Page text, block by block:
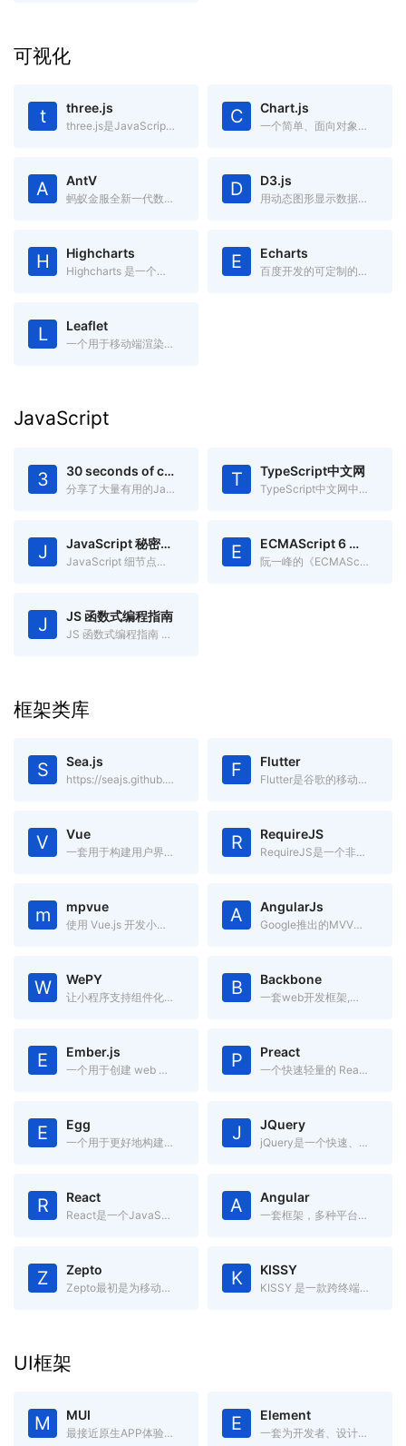
可视化
t three.js
three.js是JavaScript编写的WebGL第三方库。提供了非常多的3D显示功能 C Chart.js
一个简单、面向对象，为设计和开发者准备的图表绘制工具库
A AntV
蚂蚁金服全新一代数据可视化解决方案，致力于提供一套简单方便、专业可靠、无限可能的数据可视化最佳实践。 D D3.js
用动态图形显示数据的JavaScript库
H Highcharts
Highcharts 是一个用纯JavaScript编写的一个图表库，兼容IE6+ E Echarts
百度开发的可定制的数据可视化图表
L Leaflet
一个用于移动端渲染交互式地图开源JavaScript库
JavaScript
3 30 seconds of code
分享了大量有用的Javascript片段,你可以在30秒或更少时间中理解 T TypeScript中文网
TypeScript中文网中文文档
J JavaScript 秘密花园
JavaScript 细节点分析 E ECMAScript 6 入门
阮一峰的《ECMAScript 6入门》
J JS 函数式编程指南
JS 函数式编程指南 gitbook电子书
框架类库
S Sea.js
https://seajs.github.io/seajs/docs/ F Flutter
Flutter是谷歌的移动UI框架，可以快速在iOS和Android上构建高质量的原生用户界面。
V Vue
一套用于构建用户界面的渐进式框架.简单却不失优雅,小巧而不乏大匠 R RequireJS
RequireJS是一个非常小巧的JavaScript模块载入框架,是AMD规范最好的实现者之一
m mpvue
使用 Vue.js 开发小程序的前端框架。 A AngularJs
Google推出的MVVM框架
W WePY
让小程序支持组件化开发的框架 B Backbone
一套web开发框架,基于jQuery和underscore的一个前端js框架。
E Ember.js
一个用于创建 web 应用的 JavaScript MVC 框架 P Preact
一个快速轻量的 React 替代方案，具有 ES6 API、组件化和虚拟 DOM
E Egg
一个用于更好地构建企业应用的框架，内置流程管理，高度可定制，有强大的插件系统。 J JQuery
jQuery是一个快速、简洁的JavaScript框架.
R React
React是一个JavaScript框架,用于构建“可预期的”和“声明式的”Web用户界面. A Angular
一套框架，多种平台移动端 & 桌面端
Z Zepto
Zepto最初是为移动端开发的库,是jQuery的轻量级替代品 K KISSY
KISSY 是一款跨终端、模块化、高性能、使用简单的 JavaScript 框架。
UI框架
M MUI
最接近原生APP体验的高性能前端框架 E Element
一套为开发者、设计师和产品经理准备的基于 Vue 2.0 的桌面端组件库